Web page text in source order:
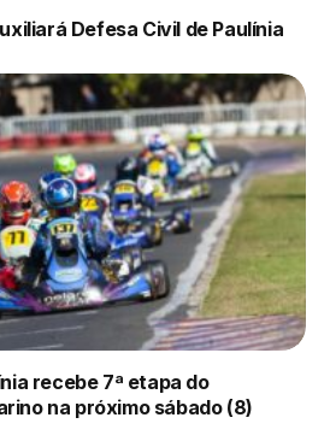
Defesa Civil de Paulínia
recebe 7ª etapa do
na próximo sábado (8)